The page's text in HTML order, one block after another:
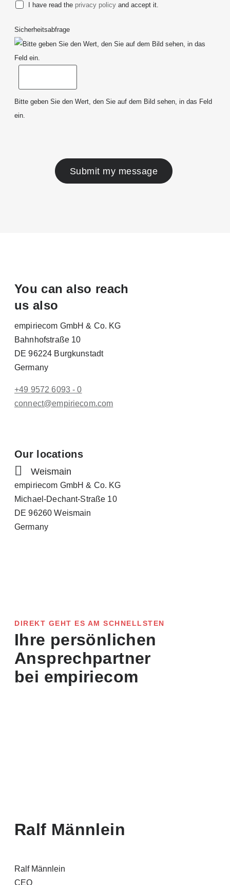
I have read the privacy policyand accept it.
Sicherheitsabfrage
Bitte geben Sie den Wert, den Sie auf dem Bild sehen, in das Feld
ein.
Submit my message
You can also reach
us also
empiriecom GmbH & Co. KG
Bahnhofstraße 10
DE 96224 Burgkunstadt
Germany
+49 9572 6093 - 0
connect@empiriecom.com
Our locations
Weismain
empiriecom GmbH & Co. KG
Michael-Dechant-Straße 10
DE 96260 Weismain
Germany
DIREKT GEHT ES AM SCHNELLSTEN
Ihre persönlichen
Ansprechpartner
bei empiriecom
Ralf Männlein
Ralf Männlein
CEO